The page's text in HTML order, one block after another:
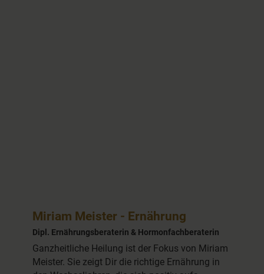
Miriam Meister - Ernährung
Dipl. Ernährungsberaterin & Hormonfachberaterin
Ganzheitliche Heilung ist der Fokus von Miriam
Meister. Sie zeigt Dir die richtige Ernährung in